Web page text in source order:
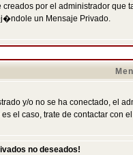
creados por el administrador
un Mensaje Privado.
y/o no se ha conectado, el
el caso, trate de contactar con
no deseados!